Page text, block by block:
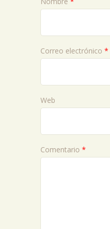
Correo electrónico *
Web
Comentario *